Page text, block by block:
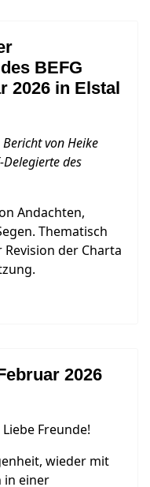
BEFG
2026 in Elstal
Bericht von Heike
des
Andachten,
Thematisch
der Charta
2026
Liebe Freunde!
wieder mit
in einer